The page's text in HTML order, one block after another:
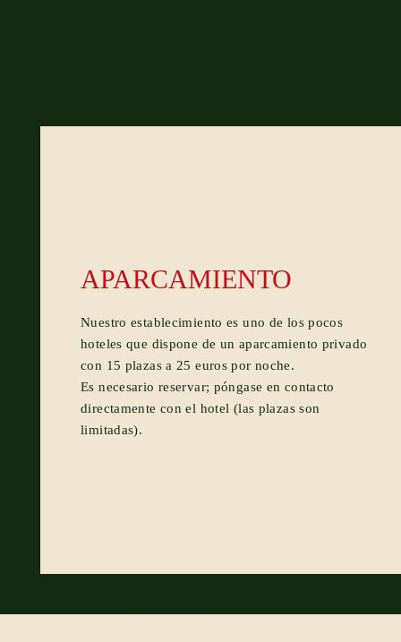
APARCAMIENTO
Nuestro establecimiento es uno de los pocos
hoteles que dispone de un aparcamiento privado
con 15 plazas a 25 euros por noche.
Es necesario reservar; póngase en contacto
directamente con el hotel (las plazas son
limitadas).